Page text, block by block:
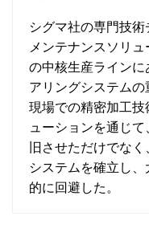
シグマ社の専門技
メンテナンスソリ
の中核生産ライン
アリングシステムの
現場での精密加工
ューションを通じ
旧させただけでな
システムを確立し
的に回避した。